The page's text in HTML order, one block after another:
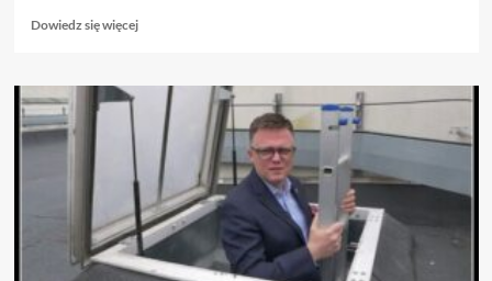
Dowiedz się więcejDowiedz
o
19.07.
Podcast.
Dylematy
Donalda